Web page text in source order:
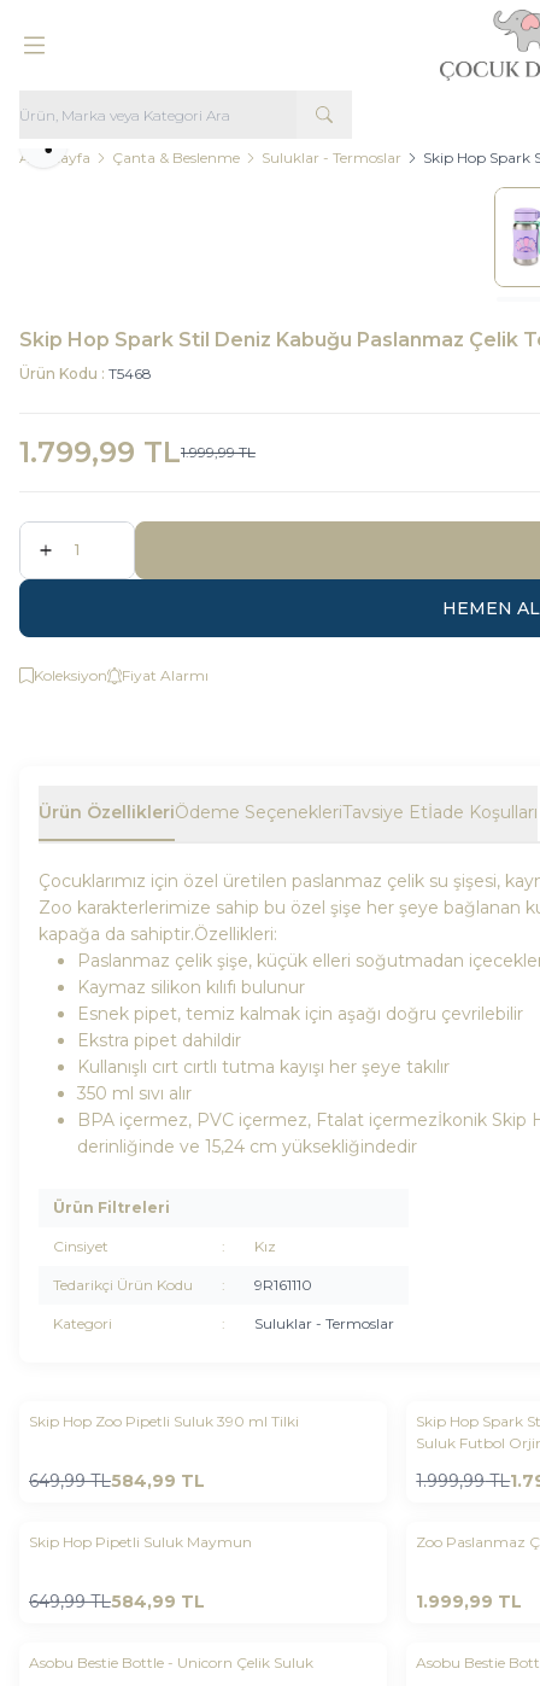
Ana Sayfa Çanta & Beslenme Suluklar - Termoslar Skip Hop Spark
Paylaş
Skip Hop Spark Stil Deniz Kabuğu Paslanmaz Çelik
Ürün Kodu : T5468
1.999,99TL
1.799,99 TL
HEMEN AL
Koleksiyon Fiyat Alarmı
Ürün ÖzellikleriÖdeme SeçenekleriTavsiye Etİade Koşulları
Çocuklarımız için özel üretilen paslanmaz çelik su şişesi,
Zoo karakterlerimize sahip bu özel şişe her şeye bağlanan
kapağa da sahiptir.Özellikleri:
Paslanmaz çelik şişe, küçük elleri soğutmadan
Kaymaz silikon kılıfı bulunur
Esnek pipet, temiz kalmak için aşağı doğru çevrilebilir
Ekstra pipet dahildir
Kullanışlı cırt cırtlı tutma kayışı her şeye takılır
350 ml sıvı alır
BPA içermez, PVC içermez, Ftalat içermezİkonik
derinliğinde ve 15,24 cm yüksekliğindedir
Ürün Filtreleri
Cinsiyet : Kız
Tedarikçi Ürün Kodu : 9R161110
Kategori : Suluklar - Termoslar
Yeni
Skip Hop Zoo Pipetli Suluk 390 ml Tilki
649,99TL584,99 TL
Yeni
%10
Favorilere
Skip Hop Spark
Suluk Futbol
1.999,99TL
Yeni
Skip Hop Pipetli Suluk Maymun
649,99TL584,99 TL
Yeni
Zoo Paslanmaz
1.999,99 TL
Yeni
Asobu Bestie Bottle - Unicorn Çelik Suluk Yeni
Asobu Bestie